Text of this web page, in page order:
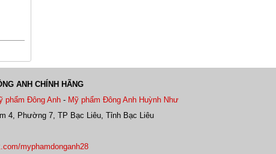
ANH CHÍNH HÃNG
phẩm Đông Anh - Mỹ phẩm Đông Anh Huỳnh Như
4, Phường 7, TP Bạc Liêu, Tỉnh Bạc Liêu
myphamdonganh28